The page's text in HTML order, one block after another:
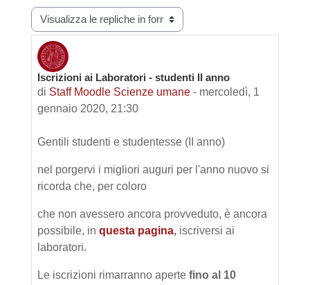
Modalità visualizzazione
Iscrizioni ai Laboratori - studenti II anno
di Staff Moodle Scienze umane - mercoledì, 1
gennaio 2020, 21:30
Numero di risposte: 0
Gentili studenti e studentesse (II anno)
nel porgervi i migliori auguri per l'anno nuovo si
ricorda che, per coloro
che non avessero ancora provveduto, è ancora
possibile, in questa pagina, iscriversi ai
laboratori.
Le iscrizioni rimarranno aperte fino al 10